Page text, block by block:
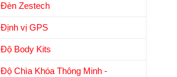
Đèn Zestech
Định vị GPS
Độ Body Kits
Độ Chìa Khóa Thông Minh -